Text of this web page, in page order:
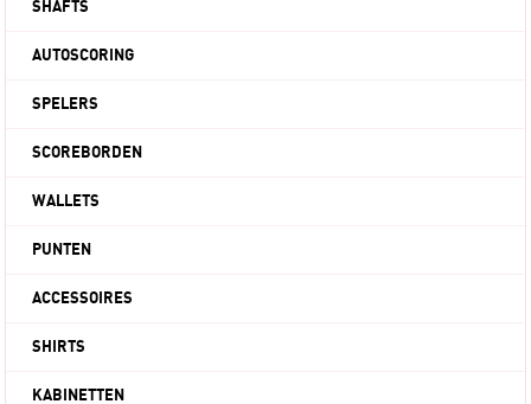
SHAFTS
AUTOSCORING
SPELERS
SCOREBORDEN
WALLETS
PUNTEN
ACCESSOIRES
SHIRTS
KABINETTEN